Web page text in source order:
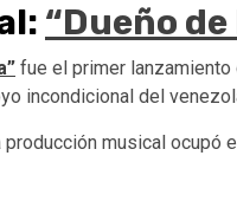
“Dueño de
fue el primer lanzamiento
incondicional del
musical ocupó